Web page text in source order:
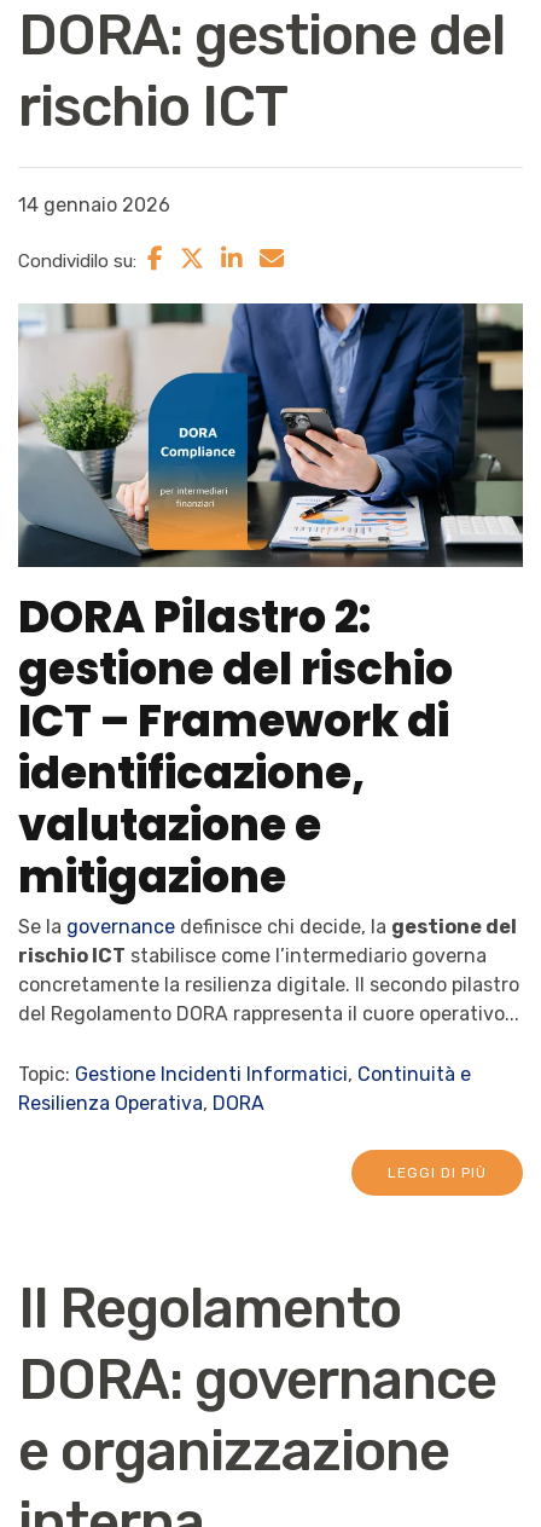
DORA: gestione del
rischio ICT
14 gennaio 2026
Condividilo su:
DORA Pilastro 2:
gestione del rischio
ICT – Framework di
identificazione,
valutazione e
mitigazione
Se la governance definisce chi decide, la gestione del
rischio ICT stabilisce come l’intermediario governa
concretamente la resilienza digitale. Il secondo pilastro
del Regolamento DORA rappresenta il cuore operativo...
Topic: Gestione Incidenti Informatici, Continuità e
Resilienza Operativa, DORA
LEGGI DI PIÙ
Il Regolamento
DORA: governance
e organizzazione